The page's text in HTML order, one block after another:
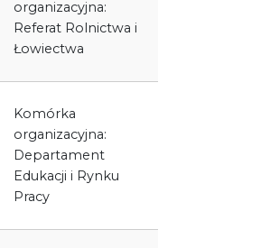
organizacyjna:
Referat Rolnictwa i
Łowiectwa
Komórka
organizacyjna:
Departament
Edukacji i Rynku
Pracy